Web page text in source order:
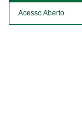
Acesso Aberto